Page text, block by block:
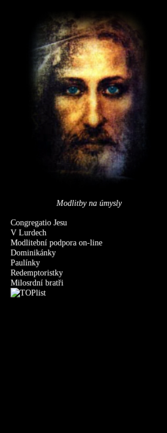
Modlitby na úmysly
Congregatio Jesu
V Lurdech
Modlitební podpora on-line
Dominikánky
Paulínky
Redemptoristky
Milosrdní bratři